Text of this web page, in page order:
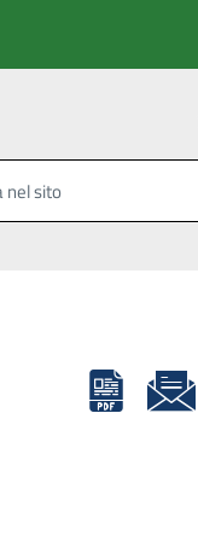
nel sito